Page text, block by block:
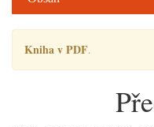
Kniha v PDF.